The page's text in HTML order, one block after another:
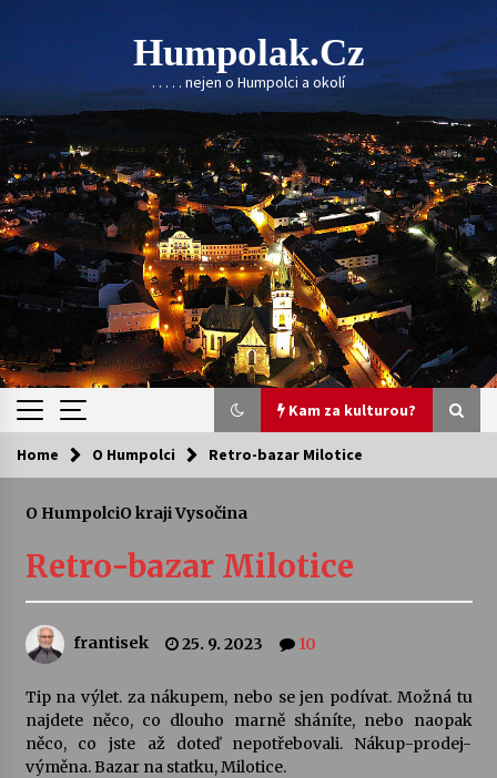
Skip
to
content
Humpolak.cz
. . . . . nejen o Humpolci a okolí
Kam za kulturou?
Kam za kulturou?
Sukuba Ensemble
4. 8. 2026
Vernisáž výstavy Josefíny Duškové: Stávám se
kapkou
Veselí muzikanti
30. 7. 2026
Home O Humpolci Retro-bazar Milotice
O HumpolciO kraji Vysočina
Retro-bazar Milotice
frantisek 25. 9. 2023 10
Tip na výlet. za nákupem, nebo se jen podívat. Možná tu
najdete něco, co dlouho marně sháníte, nebo naopak
něco, co jste až doteď nepotřebovali. Nákup-prodej-
výměna. Bazar na statku, Milotice.